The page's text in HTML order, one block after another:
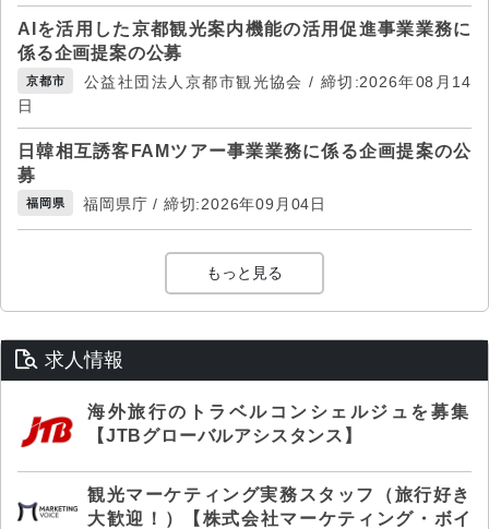
AIを活用した京都観光案内機能の活用促進事業業務に
係る企画提案の公募
京都市
公益社団法人京都市観光協会 / 締切:2026年08月14
日
日韓相互誘客FAMツアー事業業務に係る企画提案の公
募
福岡県 福岡県庁 / 締切:2026年09月04日
もっと見る
求人情報
海外旅行のトラベルコンシェルジュを募集
【JTBグローバルアシスタンス】
観光マーケティング実務スタッフ（旅行好き
大歓迎！）【株式会社マーケティング・ボイ